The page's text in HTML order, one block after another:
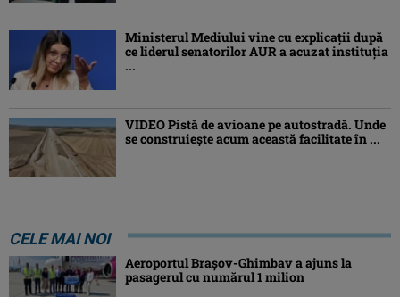
Ministerul Mediului vine cu explicații după
ce liderul senatorilor AUR a acuzat instituția
...
VIDEO Pistă de avioane pe autostradă. Unde
se construiește acum această facilitate în ...
CELE MAI NOI
Aeroportul Brașov-Ghimbav a ajuns la
pasagerul cu numărul 1 milion